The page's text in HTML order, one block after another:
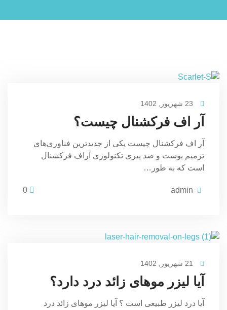
آر اف فرکشنال چیست؟
آر اف فرکشنال چیست یکی از جدیدترین فناوری‌­های
ترمیم پوست و ضد پیری تکنولوژی آراف فرکشنال
است که به طور…
admin
آیا لیزر موهای زائد درد دارد؟
آیا درد لیزر طبیعی است ؟ آیا لیزر موهای زائد درد